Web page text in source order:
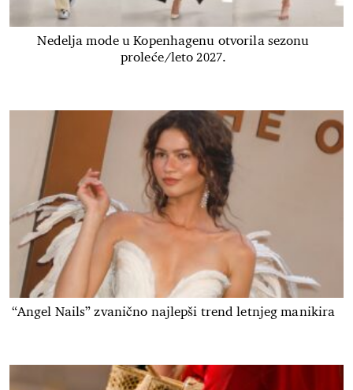
Nedelja mode u Kopenhagenu otvorila sezonu
proleće/leto 2027.
“Angel Nails” zvanično najlepši trend letnjeg manikira